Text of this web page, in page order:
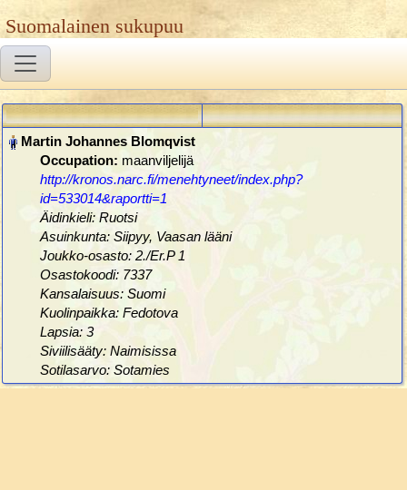
Suomalainen sukupuu
Occupation: maanviljelijä
http://kronos.narc.fi/menehtyneet/index.php?
id=533014&raportti=1
Äidinkieli: Ruotsi
Asuinkunta: Siipyy, Vaasan lääni
Joukko-osasto: 2./Er.P 1
Osastokoodi: 7337
Kansalaisuus: Suomi
Kuolinpaikka: Fedotova
Lapsia: 3
Siviilisääty: Naimisissa
Sotilasarvo: Sotamies